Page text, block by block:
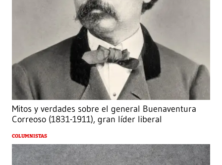
Mitos y verdades sobre el general Buenaventura
Correoso (1831-1911), gran líder liberal
COLUMNISTAS